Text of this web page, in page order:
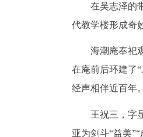
在吴志泽的
代教学楼形成奇
海潮庵奉祀
在庵前后环建了
经声相伴近百年。
王祝三，字
亚为剑斗“益美